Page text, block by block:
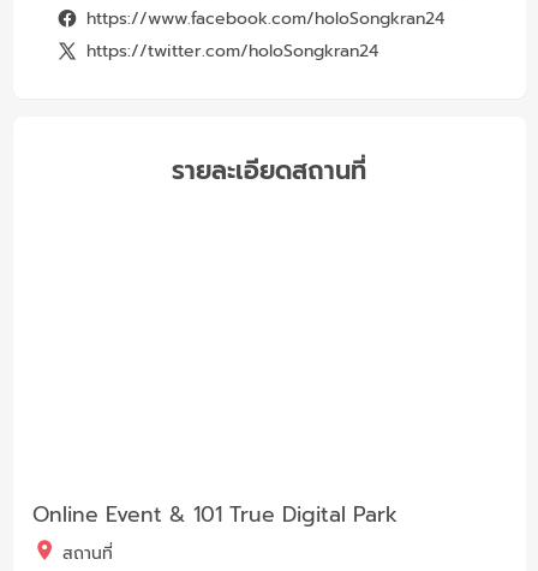
https://www.facebook.com/holoSongkran24
https://twitter.com/holoSongkran24
รายละเอียดสถานที่
Online Event & 101 True Digital Park
สถานที่